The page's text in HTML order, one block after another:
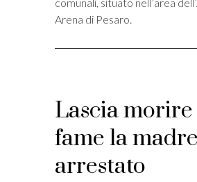
Arena di Pesaro.
Lascia
fame la
arrestato